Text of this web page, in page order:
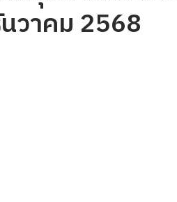
วาคม 2568